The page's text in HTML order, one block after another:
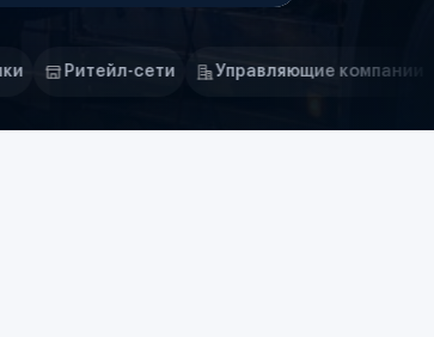
Управляющие компании Страховые